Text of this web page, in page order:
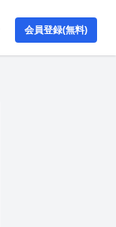
会員登録(無料)